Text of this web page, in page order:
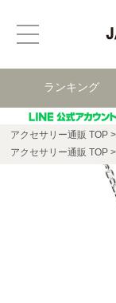
ランキング
アクセサリー通販 TOP
アクセサリー通販 TOP